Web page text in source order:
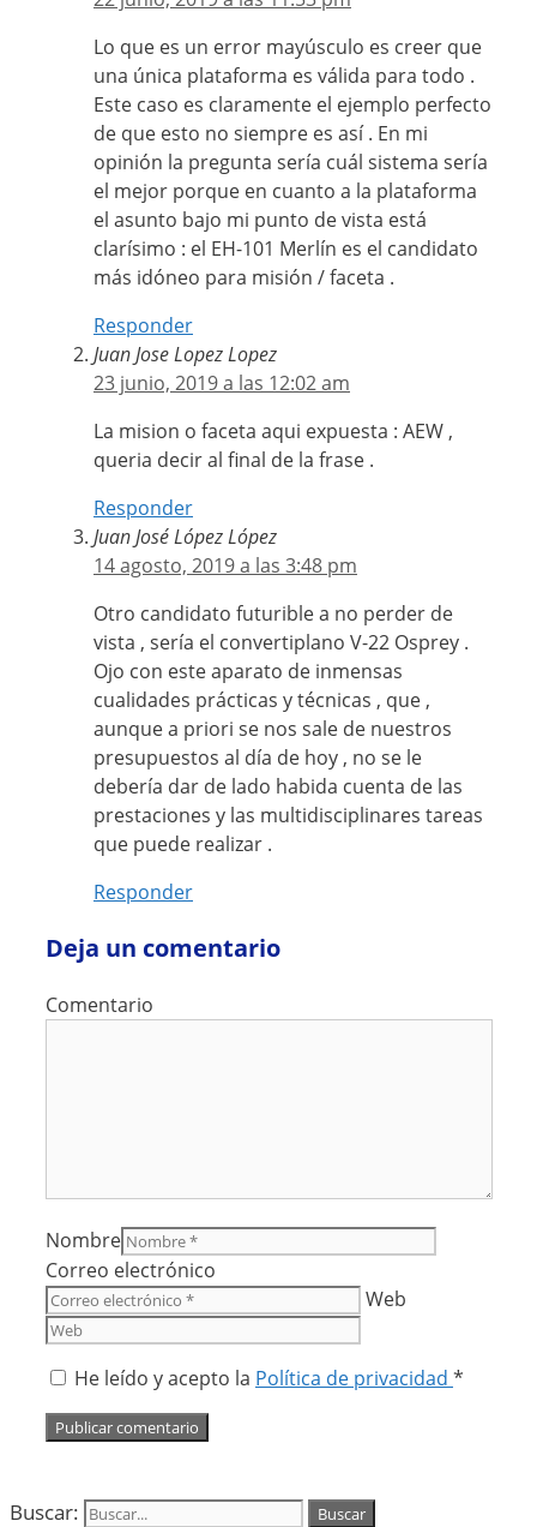
Lo que es un error mayúsculo es creer que
una única plataforma es válida para todo .
Este caso es claramente el ejemplo perfecto
de que esto no siempre es así . En mi
opinión la pregunta sería cuál sistema sería
el mejor porque en cuanto a la plataforma
el asunto bajo mi punto de vista está
clarísimo : el EH-101 Merlín es el candidato
más idóneo para misión / faceta .
Responder
Juan Jose Lopez Lopez
23 junio, 2019 a las 12:02 am
La mision o faceta aqui expuesta : AEW ,
queria decir al final de la frase .
Responder
Juan José López López
14 agosto, 2019 a las 3:48 pm
Otro candidato futurible a no perder de
vista , sería el convertiplano V-22 Osprey .
Ojo con este aparato de inmensas
cualidades prácticas y técnicas , que ,
aunque a priori se nos sale de nuestros
presupuestos al día de hoy , no se le
debería dar de lado habida cuenta de las
prestaciones y las multidisciplinares tareas
que puede realizar .
Responder
Deja un comentario
Comentario
Nombre
Correo electrónico
Web
He leído y acepto la Política de privacidad *
Buscar: